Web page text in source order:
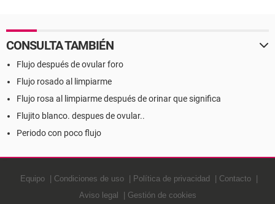
CONSULTA TAMBIÉN
Flujo después de ovular foro
Flujo rosado al limpiarme
Flujo rosa al limpiarme después de orinar que significa
Flujito blanco. despues de ovular..
Periodo con poco flujo
Equipo Condiciones de uso Política de privacidad
Contacto
Aviso legal
Gestión de cookies